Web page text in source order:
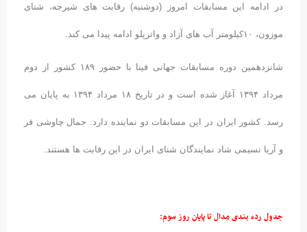
در ادامه این مسابقات امروز (دوشنبه) رقابت های شیرجه، شنای
موزون، ۱۰کیلومتر آب های آزاد و واترپلو ادامه پیدا می کند.
شانزدهمین دوره مسابقات جهانی فینا با حضور ۱۸۹ کشور از دوم
مرداد ۱۳۹۴ آغاز شده است و در تاریخ ۱۸ مرداد ۱۳۹۴ به پایان می
رسد. کشور ایران در این مسابقات دو نماینده دارد. جمال چاوشی فر
و آریا نسیمی شاد نمایندگان شنای ایران در این رقابت ها هستند.
جدول رده بندی مدال تا پایان روز سوم: